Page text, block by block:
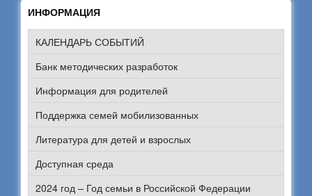
ИНФОРМАЦИЯ
КАЛЕНДАРЬ СОБЫТИЙ
Банк методических разработок
Информация для родителей
Поддержка семей мобилизованных
Литература для детей и взрослых
Доступная среда
2024 год – Год семьи в Российской Федерации